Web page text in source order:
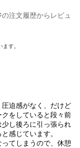
の注文履歴からレビュ
す。
迫感がなく、だけど
をしていると段々前
し後ろに引っ張られ
感じています。
てしまうので、休憩